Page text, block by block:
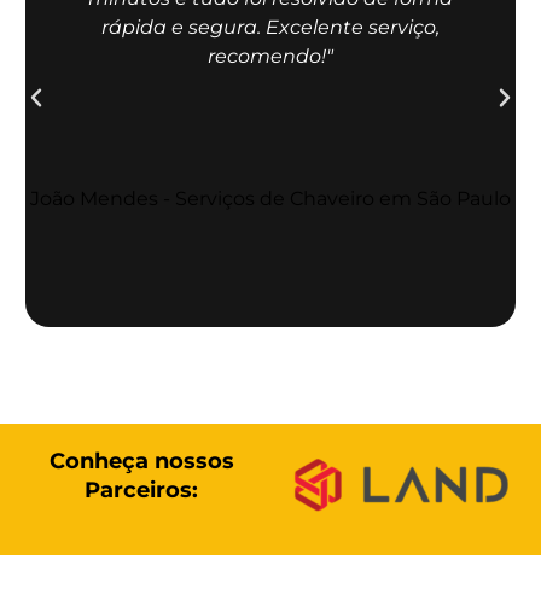
rápida e segura. Excelente serviço,
recomendo!"
Conheça nossos
Parceiros: